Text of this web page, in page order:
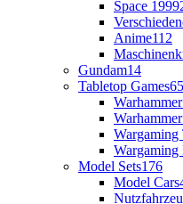
Space 1999
Anime112
Gundam14
Tabletop Games65
Wargaming
Wargaming
Model Sets176
Model Cars